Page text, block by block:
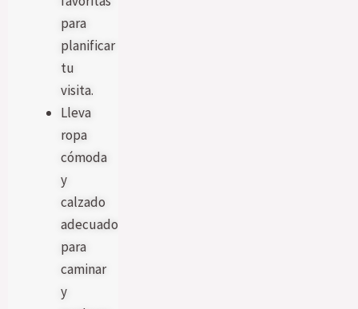
para
planificar
tu
visita.
Lleva
ropa
cómoda
y
calzado
adecuado
para
caminar
y